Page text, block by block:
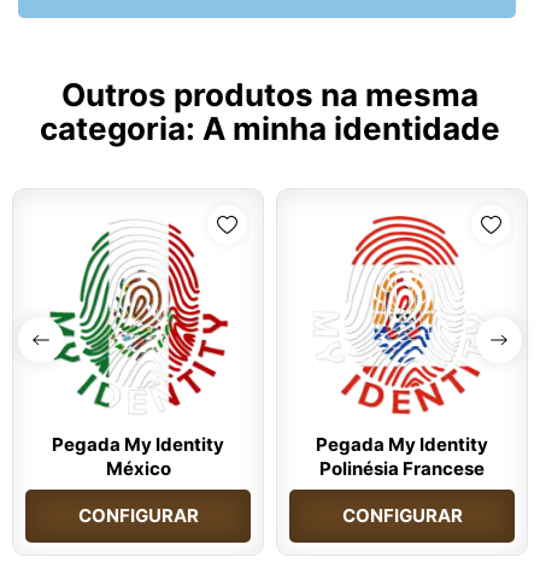
Outros produtos na mesma
categoria: A minha identidade
Pegada My Identity
México
CONFIGURAR
Pegada My Identity
Polinésia Francese
CONFIGURAR